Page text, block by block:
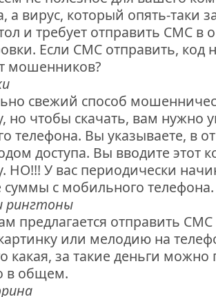
а вирус, который опять-таки
и требует отправить СМС в
Если СМС отправить, код
мошенников?
свежий способ
но чтобы скачать, вам нужно
телефона. Вы указываете, в
доступа. Вы вводите этот
НО!!! У вас периодически
суммы с мобильного телефона.
рингтоны
предлагается отправить
или мелодию на
какая, за такие деньги
в общем.